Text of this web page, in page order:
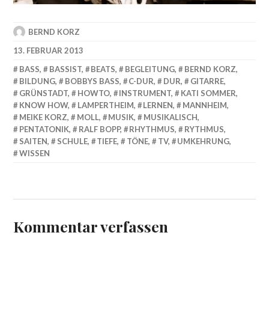
BERND KORZ
13. FEBRUAR 2013
BASS, BASSIST, BEATS, BEGLEITUNG, BERND KORZ,
BILDUNG, BOBBYS BASS, C-DUR, DUR, GITARRE,
GRÜNSTADT, HOWTO, INSTRUMENT, KATI SOMMER,
KNOW HOW, LAMPERTHEIM, LERNEN, MANNHEIM,
MEIKE KORZ, MOLL, MUSIK, MUSIKALISCH,
PENTATONIK, RALF BOPP, RHYTHMUS, RYTHMUS,
SAITEN, SCHULE, TIEFE, TÖNE, TV, UMKEHRUNG,
WISSEN
Kommentar verfassen